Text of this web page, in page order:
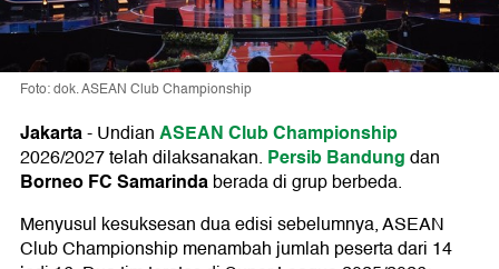
Foto: dok. ASEAN Club Championship
Jakarta-UndianASEAN Club Championship
2026/2027 telah dilaksanakan. Persib Bandungdan
Borneo FC Samarindaberada di grup berbeda.
Menyusul kesuksesan dua edisi sebelumnya, ASEAN
Club Championship menambah jumlah peserta dari 14